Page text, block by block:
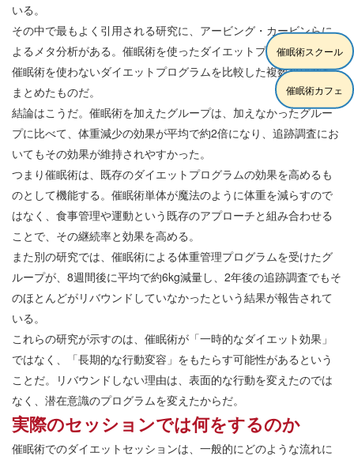
いる。
その中で最もよく引用される研究に、アービング・カービンらに
よるメタ分析がある。催眠術を使ったダイエットプログラムと、
催眠術を使わないダイエットプログラムを比較した複数の研究を
まとめたものだ。
結論はこうだ。催眠術を加えたグループは、加えなかったグルー
プに比べて、体重減少の効果が平均で約2倍になり、追跡調査にお
いてもその効果が維持されやすかった。
つまり催眠術は、既存のダイエットプログラムの効果を高めるも
のとして機能する。催眠術単体が魔法のように体重を減らすので
はなく、食事管理や運動という既存のアプローチと組み合わせる
ことで、その継続率と効果を高める。
また別の研究では、催眠術による体重管理プログラムを受けたグ
ループが、8週間後に平均で約6kg減量し、2年後の追跡調査でもそ
のほとんどがリバウンドしていなかったという結果が報告されて
いる。
これらの研究が示すのは、催眠術が「一時的なダイエット効果」
ではなく、「長期的な行動変容」をもたらす可能性があるという
ことだ。リバウンドしない理由は、表面的な行動を変えたのでは
なく、潜在意識のプログラムを変えたからだ。
実際のセッションでは何をするのか
催眠術でのダイエットセッションは、一般的にどのような流れに
催眠術スクール
催眠術カフェ